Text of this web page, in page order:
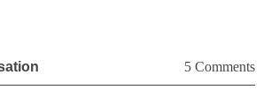
5 Comments